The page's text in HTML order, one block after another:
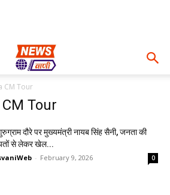
CM Tour
Tour
दौरे पर मुख्यमंत्री नायब सिंह सैनी, जनता की
से लेकर खेल...
- February 9, 2026 0